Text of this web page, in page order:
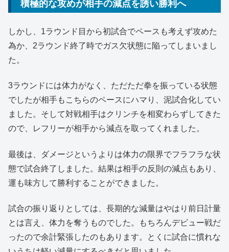
積極的な攻めが相手の減点を誘い勝利へ
しかし、1ラウンド目から初試合でペースも考えず攻めた
為か、2ラウンド終了時でガス欠状態に陥ってしまいまし
た。
3ラウンドには体力がなく、ただただ拳を振っている状態
でしたが相手もこちらのペースにハマり、泥試合化してい
ました。そして対戦相手はクリンチを相変わらずしてきた
ので、レフリーが相手から減点を取ってくれました。
最後は、ダメージというよりは体力の限界でフラフラな状
態で試合終了しました。結果は相手の反則の減点もあり、
運も味方して勝利することができました。
試合の振り返りとしては、長期的な減量はやはり前日計量
とは言え、体力を奪うものでした。もちろんデビュー戦だ
ったので余計緊張したのもあります。とくに試合に慣れな